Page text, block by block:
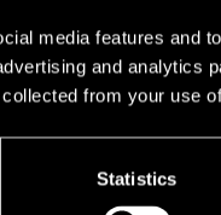
media features and
and analytics
from your use
Statistics
remove add